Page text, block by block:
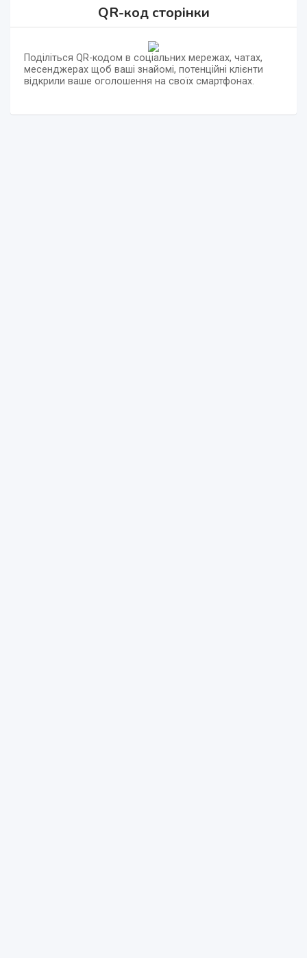
QR-код сторінки
Поділіться QR-кодом в соціальних мережах, чатах,
месенджерах щоб ваші знайомі, потенційні клієнти
відкрили ваше оголошення на своїх смартфонах.